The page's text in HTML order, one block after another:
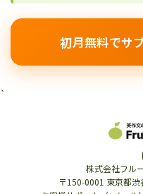
初月無料でサ
`
株式会社フル
〒150-0001 東京都